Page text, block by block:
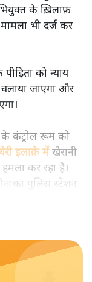
के साथ
यातनाएँ भी दी